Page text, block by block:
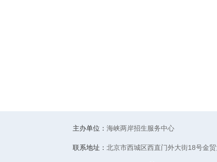
主办单位： 海峡两岸招生服务中心
联系地址： 北京市西城区西直门外大街18号金